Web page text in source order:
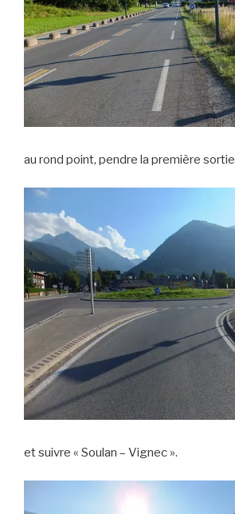
au rond point, pendre la première sortie
et suivre « Soulan – Vignec ».